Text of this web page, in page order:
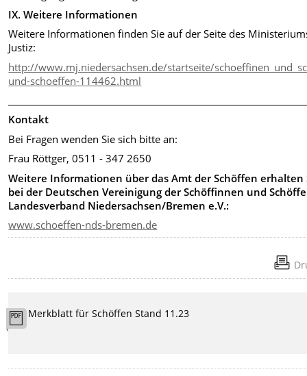
IX. Weitere Informationen
Weitere Informationen finden Sie auf der Seite des
Justiz:
http://www.mj.niedersachsen.de/startseite/
und-schoeffen-114462.html
Kontakt
Bei Fragen wenden Sie sich bitte an:
Frau Röttger, 0511 - 347 2650
Weitere Informationen über das Amt der Schöffen erhalten
bei der Deutschen Vereinigung der Schöffinnen und
Landesverband Niedersachsen/Bremen e.V.:
www.schoeffen-nds-bremen.de
Merkblatt für Schöffen Stand 11.23